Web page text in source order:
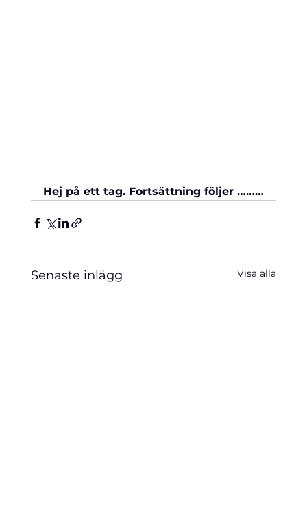
Hej på ett tag. Fortsättning följer ………
Senaste inlägg Visa alla